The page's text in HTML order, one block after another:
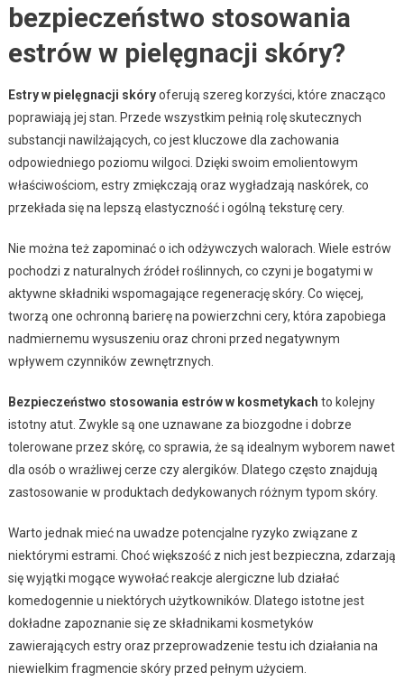
bezpieczeństwo stosowania
estrów w pielęgnacji skóry?
Estry w pielęgnacji skóryoferują szereg korzyści, które znacząco
poprawiają jej stan. Przede wszystkim pełnią rolę skutecznych
substancji nawilżających, co jest kluczowe dla zachowania
odpowiedniego poziomu wilgoci. Dzięki swoim emolientowym
właściwościom, estry zmiękczają oraz wygładzają naskórek, co
przekłada się na lepszą elastyczność i ogólną teksturę cery.
Nie można też zapominać o ich odżywczych walorach. Wiele estrów
pochodzi z naturalnych źródeł roślinnych, co czyni je bogatymi w
aktywne składniki wspomagające regenerację skóry. Co więcej,
tworzą one ochronną barierę na powierzchni cery, która zapobiega
nadmiernemu wysuszeniu oraz chroni przed negatywnym
wpływem czynników zewnętrznych.
Bezpieczeństwo stosowania estrów w kosmetykach to kolejny
istotny atut. Zwykle są one uznawane za biozgodne i dobrze
tolerowane przez skórę, co sprawia, że są idealnym wyborem nawet
dla osób o wrażliwej cerze czy alergików. Dlatego często znajdują
zastosowanie w produktach dedykowanych różnym typom skóry.
Warto jednak mieć na uwadze potencjalne ryzyko związane z
niektórymi estrami. Choć większość z nich jest bezpieczna, zdarzają
się wyjątki mogące wywołać reakcje alergiczne lub działać
komedogennie u niektórych użytkowników. Dlatego istotne jest
dokładne zapoznanie się ze składnikami kosmetyków
zawierających estry oraz przeprowadzenie testu ich działania na
niewielkim fragmencie skóry przed pełnym użyciem.